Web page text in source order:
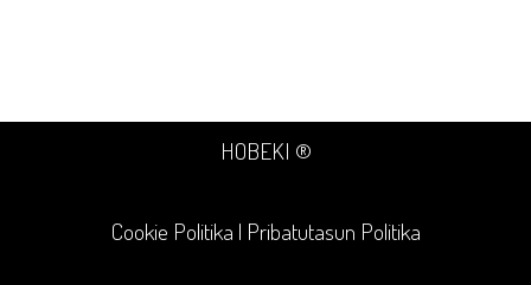
HOBEKI ®
Cookie Politika | Pribatutasun Politika